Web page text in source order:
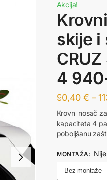
Akcija!
skije i
4
90,40€ –
Krovni nosač
kapaciteta 4
poboljšanu
MONTAŽA :
Bez montaže